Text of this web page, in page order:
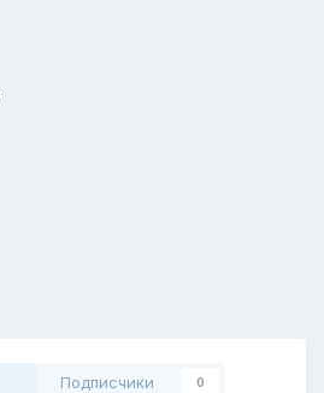
Подписчики 0